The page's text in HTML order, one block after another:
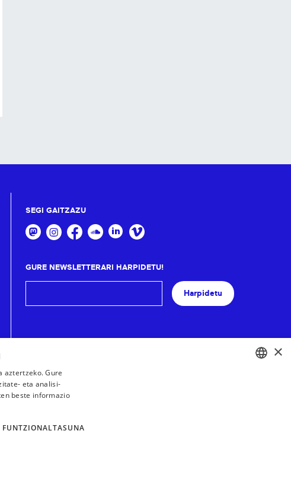
SEGI GAITZAZU
GURE NEWSLETTERARI HARPIDETU!
Harpidetu
×
aztertzeko. Gure
eta analisi-
beste informazio
FUNTZIONALTASUNA